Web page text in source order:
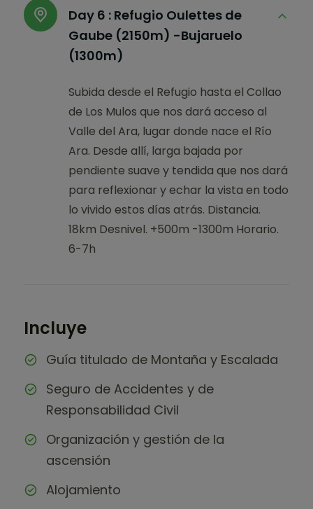
Day 6 : Refugio Oulettes de
Gaube (2150m) -Bujaruelo
(1300m)
Subida desde el Refugio hasta el Collao
de Los Mulos que nos dará acceso al
Valle del Ara, lugar donde nace el Río
Ara. Desde allí, larga bajada por
pendiente suave y tendida que nos dará
para reflexionar y echar la vista en todo
lo vivido estos días atrás. Distancia.
18km Desnivel. +500m -1300m Horario.
6-7h
Incluye
Guía titulado de Montaña y Escalada
Seguro de Accidentes y de
Responsabilidad Civil
Organización y gestión de la
ascensión
Alojamiento